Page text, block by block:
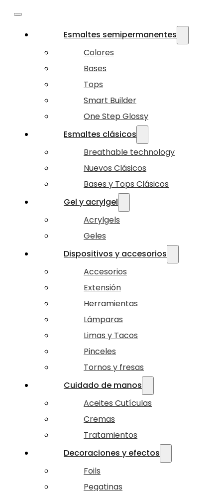
Esmaltes semipermanentes
Colores
Bases
Tops
Smart Builder
One Step Glossy
Esmaltes clásicos
Breathable technology
Nuevos Clásicos
Bases y Tops Clásicos
Gel y acrylgel
Acrylgels
Geles
Dispositivos y accesorios
Accesorios
Extensión
Herramientas
Lámparas
Limas y Tacos
Pinceles
Tornos y fresas
Cuidado de manos
Aceites Cutículas
Cremas
Tratamientos
Decoraciones y efectos
Foils
Pegatinas